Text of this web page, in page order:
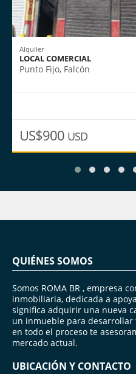
Alquiler
LOCAL COMERCIAL
Punto Fijo, Falcón
US$900 USD
QUIÉNES SOMOS
Somos ROMA BR , empresa
inmobiliaria, dedicada a
significa adquirir una nueva
un inmueble para desarrollar
en todo el proceso te
mercado actual.
UBICACIÓN Y CONTACTO